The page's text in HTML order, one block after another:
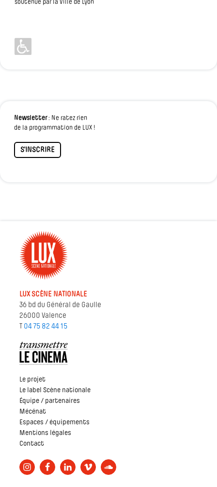
soutenue par la Ville de Lyon
Newsletter: Ne ratez rien
de la programmation de LUX !
S'INSCRIRE
LUX SCÈNE NATIONALE
36 bd du Général de Gaulle
26000 Valence
T 04 75 82 44 15
Le projet
Le label Scène nationale
Équipe / partenaires
Mécénat
Espaces / équipements
Mentions légales
Contact